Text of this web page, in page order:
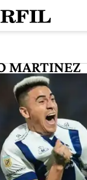
MARTINEZ